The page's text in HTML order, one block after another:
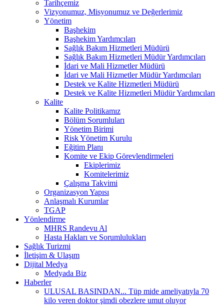
Tarihçemiz
Vizyonumuz, Misyonumuz ve Değerlerimiz
Yönetim
Başhekim
Başhekim Yardımcıları
Sağlık Bakım Hizmetleri Müdürü
Sağlık Bakım Hizmetleri Müdür Yardımcıları
İdari ve Mali Hizmetler Müdürü
İdari ve Mali Hizmetler Müdür Yardımcıları
Destek ve Kalite Hizmetleri Müdürü
Destek ve Kalite Hizmetleri Müdür Yardımcıları
Kalite
Kalite Politikamız
Bölüm Sorumluları
Yönetim Birimi
Risk Yönetim Kurulu
Eğitim Planı
Komite ve Ekip Görevlendirmeleri
Ekiplerimiz
Komitelerimiz
Çalışma Takvimi
Organizasyon Yapısı
Anlaşmalı Kurumlar
TGAP
Yönlendirme
MHRS Randevu Al
Hasta Hakları ve Sorumlulukları
Sağlık Turizmi
İletişim & Ulaşım
Dijital Medya
Medyada Biz
Haberler
ULUSAL BASINDAN... Tüp mide ameliyatıyla 70
kilo veren doktor şimdi obezlere umut oluyor